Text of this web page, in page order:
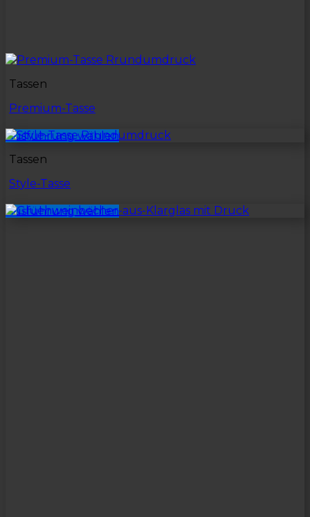
Tassen
Premium-Tasse
Ausführung wählen
Tassen
Style-Tasse
Ausführung wählen